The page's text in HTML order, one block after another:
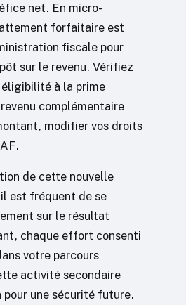
net. En micro-
forfaitaire est
fiscale pour
sur le revenu. Vérifiez
à la prime
complémentaire
modifier vos droits
de cette nouvelle
est fréquent de se
sur le résultat
chaque effort consenti
votre parcours
activité secondaire
pour une sécurité future.